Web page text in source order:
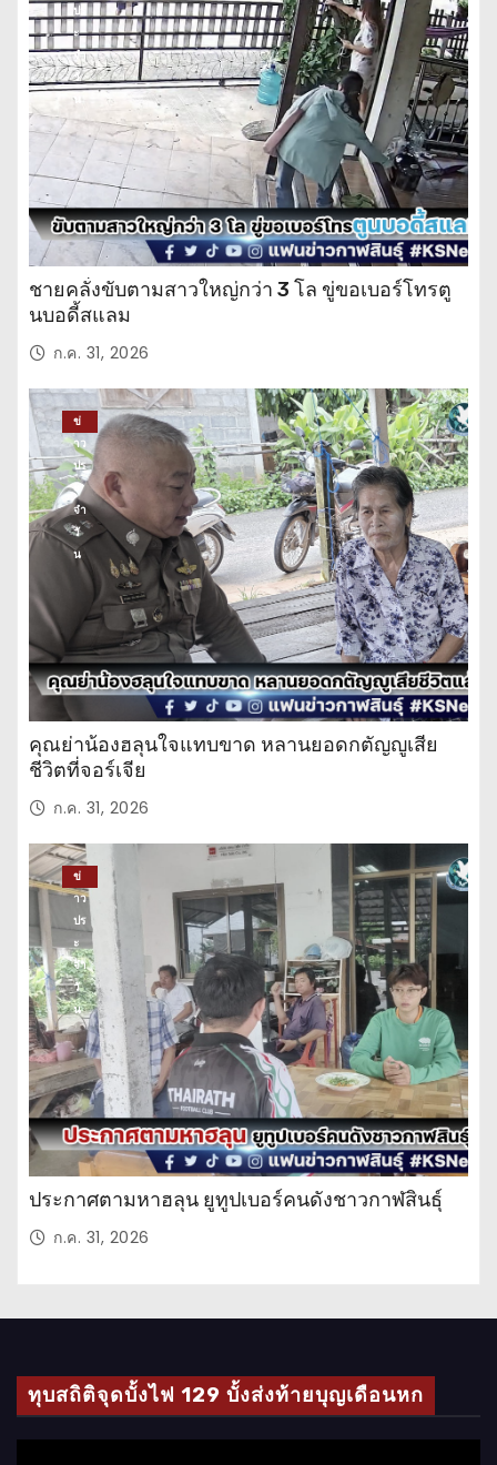
ปร
ะ
จำ
วั
น
ชายคลั่งขับตามสาวใหญ่กว่า 3 โล ขู่ขอเบอร์โทรตู
นบอดี้สแลม
ก.ค. 31, 2026
ข่
าว
ปร
ะ
จำ
วั
น
คุณย่าน้องฮลุนใจแทบขาด หลานยอดกตัญญูเสีย
ชีวิตที่จอร์เจีย
ก.ค. 31, 2026
ข่
าว
ปร
ะ
จำ
วั
น
ประกาศตามหาฮลุน ยูทูปเบอร์คนดังชาวกาฬสินธุ์
ก.ค. 31, 2026
ทุบสถิติจุดบั้งไฟ 129 บั้งส่งท้ายบุญเดือนหก